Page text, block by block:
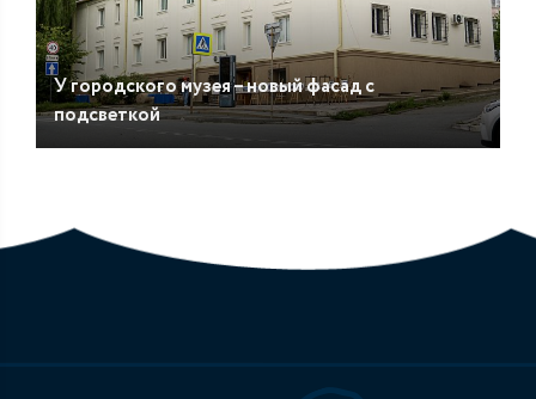
У городского музея – новый фасад с
подсветкой